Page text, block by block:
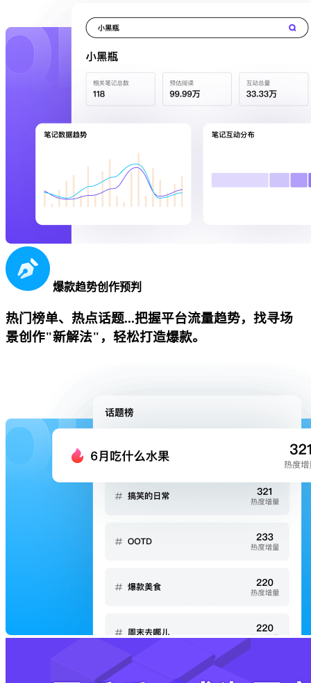
爆款趋势创作预判
热门榜单、热点话题...把握平台流量趋势，找寻场
景创作"新解法"，轻松打造爆款。